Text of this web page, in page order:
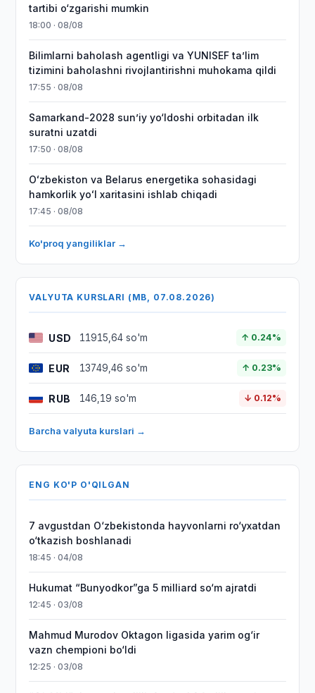
tartibi o‘zgarishi mumkin
18:00 · 08/08
Bilimlarni baholash agentligi va YUNISEF taʼlim
tizimini baholashni rivojlantirishni muhokama qildi
17:55 · 08/08
Samarkand-2028 sunʼiy yo‘ldoshi orbitadan ilk
suratni uzatdi
17:50 · 08/08
Oʻzbekiston va Belarus energetika sohasidagi
hamkorlik yoʻl xaritasini ishlab chiqadi
17:45 · 08/08
Ko'proq yangiliklar →
VALYUTA KURSLARI (MB, 07.08.2026)
USD 11915,64 so'm ↑ 0.24%
EUR 13749,46 so'm ↑ 0.23%
RUB 146,19 so'm ↓ 0.12%
Barcha valyuta kurslari →
ENG KO'P O'QILGAN
7 avgustdan O‘zbekistonda hayvonlarni ro‘yxatdan
o‘tkazish boshlanadi
18:45 · 04/08
Hukumat “Bunyodkor”ga 5 milliard so‘m ajratdi
12:45 · 03/08
Mahmud Murodov Oktagon ligasida yarim og‘ir
vazn chempioni bo‘ldi
12:25 · 03/08